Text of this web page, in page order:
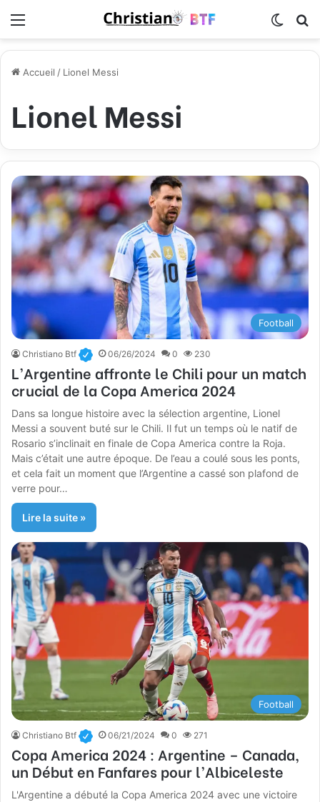
Accueil / Lionel Messi
Lionel Messi
Football
Christiano Btf 06/26/2024 0 230
L’Argentine affronte le Chili pour un match
crucial de la Copa America 2024
Dans sa longue histoire avec la sélection argentine, Lionel
Messi a souvent buté sur le Chili. Il fut un temps où le natif de
Rosario s’inclinait en finale de Copa America contre la Roja.
Mais c’était une autre époque. De l’eau a coulé sous les ponts,
et cela fait un moment que l’Argentine a cassé son plafond de
verre pour…
Lire la suite »
Football
Christiano Btf 06/21/2024 0 271
Copa America 2024 : Argentine – Canada,
un Début en Fanfares pour l’Albiceleste
L'Argentine a débuté la Copa America 2024 avec une victoire